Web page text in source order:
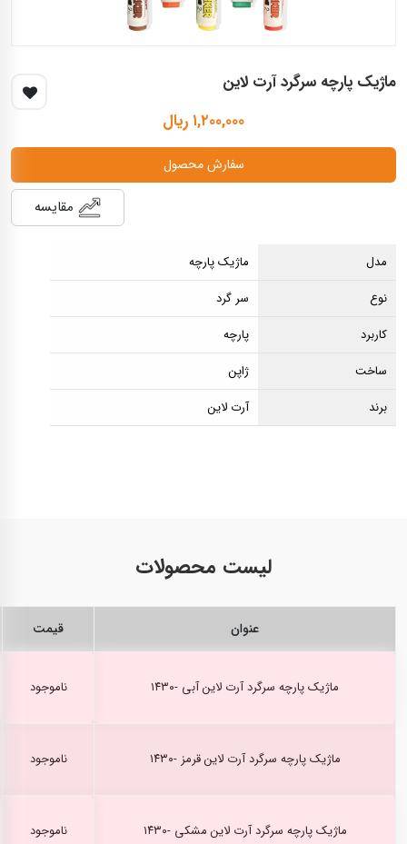
ماژیک پارچه سرگرد آرت لاین
۱,۲۰۰,۰۰۰ ریال
سفارش محصول
مقایسه
مدل
ماژیک پارچه
نوع
سر گرد
کاربرد
پارچه
ساخت
ژاپن
برند
آرت لاین
لیست محصولات
عنوان قیمت
ماژیک پارچه سرگرد آرت لاین آبی -۱۴۳۰ ناموجود
ماژیک پارچه سرگرد آرت لاین قرمز -۱۴۳۰ ناموجود
ماژیک پارچه سرگرد آرت لاین مشکی -۱۴۳۰ ناموجود